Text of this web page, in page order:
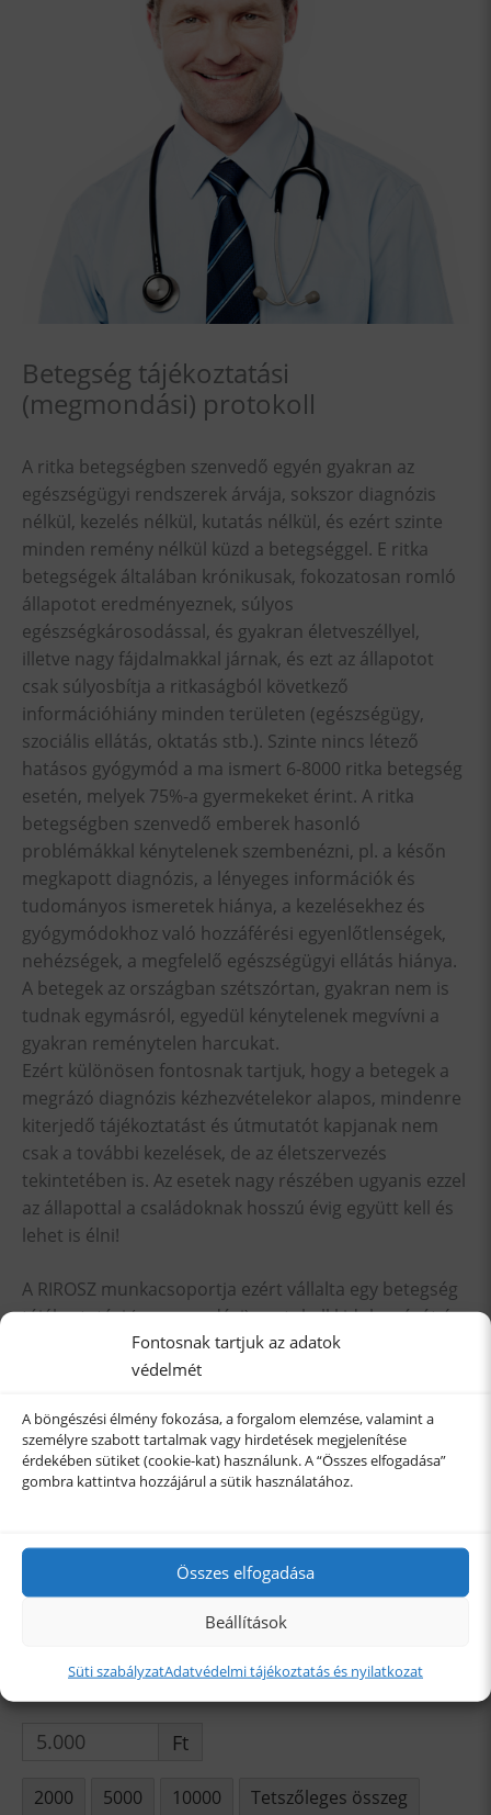
Fontosnak tartjuk az adatok
védelmét
A böngészési élmény fokozása, a forgalom elemzése, valamint a
személyre szabott tartalmak vagy hirdetések megjelenítése
érdekében sütiket (cookie-kat) használunk. A “Összes elfogadása”
gombra kattintva hozzájárul a sütik használatához.
Összes elfogadása
Beállítások
Süti szabályzatAdatvédelmi tájékoztatás és nyilatkozat
Betegség tájékoztatási
(megmondási) protokoll
A ritka betegségben szenvedő egyén gyakran az
egészségügyi rendszerek árvája, sokszor diagnózis
nélkül, kezelés nélkül, kutatás nélkül, és ezért szinte
minden remény nélkül küzd a betegséggel. E ritka
betegségek általában krónikusak, fokozatosan romló
állapotot eredményeznek, súlyos
egészségkárosodással, és gyakran életveszéllyel,
illetve nagy fájdalmakkal járnak, és ezt az állapotot
csak súlyosbítja a ritkaságból következő
információhiány minden területen (egészségügy,
szociális ellátás, oktatás stb.). Szinte nincs létező
hatásos gyógymód a ma ismert 6-8000 ritka betegség
esetén, melyek 75%-a gyermekeket érint. A ritka
betegségben szenvedő emberek hasonló
problémákkal kénytelenek szembenézni, pl. a későn
megkapott diagnózis, a lényeges információk és
tudományos ismeretek hiánya, a kezelésekhez és
gyógymódokhoz való hozzáférési egyenlőtlenségek,
nehézségek, a megfelelő egészségügyi ellátás hiánya.
A betegek az országban szétszórtan, gyakran nem is
tudnak egymásról, egyedül kénytelenek megvívni a
gyakran reménytelen harcukat.
Ezért különösen fontosnak tartjuk, hogy a betegek a
megrázó diagnózis kézhezvételekor alapos, mindenre
kiterjedő tájékoztatást és útmutatót kapjanak nem
csak a további kezelések, de az életszervezés
tekintetében is. Az esetek nagy részében ugyanis ezzel
az állapottal a családoknak hosszú évig együtt kell és
lehet is élni!
A RIROSZ munkacsoportja ezért vállalta egy betegség
tájékoztatási (megmondási) protokoll kidolgozását és
az ehhez kapcsolódó szakorvosképzés elindítását.
találhatók aprojekt honlapján.
Ft
2000 5000 10000 Tetszőleges összeg